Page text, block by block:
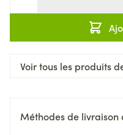
Voir tous les produits
Méthodes de livraison